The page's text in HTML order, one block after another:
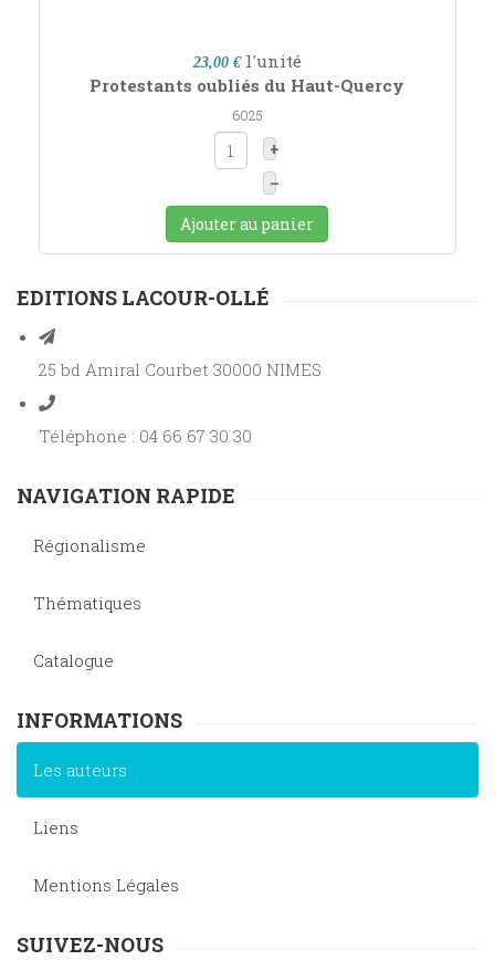
23,00 € l'unité
Protestants oubliés du Haut-Quercy
6025
+
–
Ajouter au panier
EDITIONS LACOUR-OLLÉ
25 bd Amiral Courbet 30000 NIMES
Téléphone : 04 66 67 30 30
NAVIGATION RAPIDE
Régionalisme
Thématiques
Catalogue
INFORMATIONS
Les auteurs
Liens
Mentions Légales
SUIVEZ-NOUS